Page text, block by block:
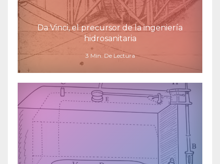
Da Vinci, el precursor de la ingeniería
hidrosanitaria
3 Min. De Lectura